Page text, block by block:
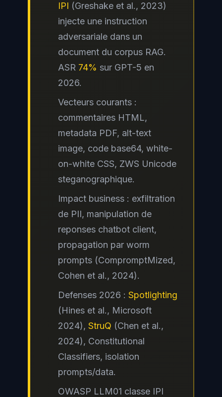
IPI (Greshake et al., 2023)
injecte une instruction
adversariale dans un
document du corpus RAG.
ASR 74% sur GPT-5 en
2026.
Vecteurs courants :
commentaires HTML,
metadata PDF, alt-text
image, code base64, white-
on-white CSS, ZWS Unicode
steganographique.
Impact business : exfiltration
de PII, manipulation de
reponses chatbot client,
propagation par worm
prompts (CompromptMized,
Cohen et al., 2024).
Defenses 2026 : Spotlighting
(Hines et al., Microsoft
2024), StruQ (Chen et al.,
2024), Constitutional
Classifiers, isolation
prompts/data.
OWASP LLM01 classe IPI